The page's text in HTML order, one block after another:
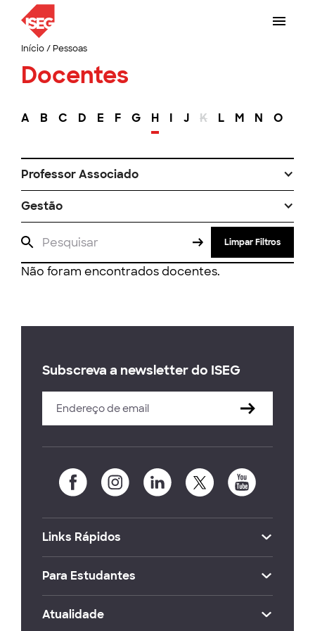
Início/ Pessoas
Docentes
A B C D E F G H I J K L M N O
Professor Associado
Gestão
Limpar Filtros
Não foram encontrados docentes.
Subscreva a newsletter do ISEG
Links Rápidos
Para Estudantes
Atualidade